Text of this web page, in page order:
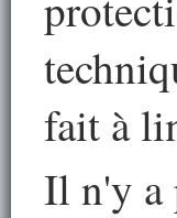
fait à
Il n'y a